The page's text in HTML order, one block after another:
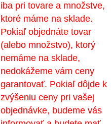
iba pri tovare a množstve,
ktoré máme na sklade.
Pokiaľ objednáte tovar
(alebo množstvo), ktorý
nemáme na sklade,
nedokážeme vám ceny
garantovať. Pokiaľ dôjde k
zvýšeniu ceny pri vašej
objednávke, budeme vás